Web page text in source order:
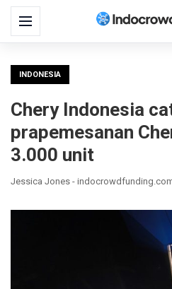
Menu
INDONESIA
Chery Indonesia
prapemesanan
3.000 unit
Jessica Jones -